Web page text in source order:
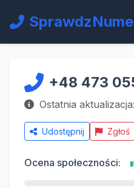
+48 473
Ostatnia
Udostępnij Zgłoś
Ocena społeczności: